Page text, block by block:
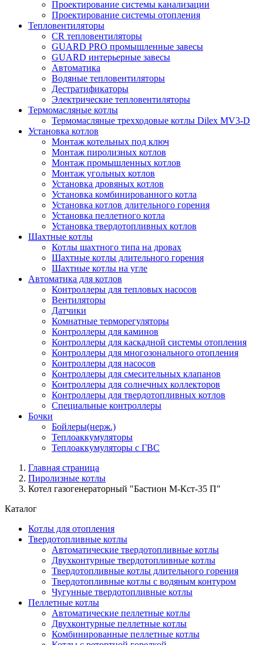
Проектирование системы канализации
Проектирование системы отопления
Тепловентиляторы
CR тепловентиляторы
GUARD PRO промышленные завесы
GUARD интерьерные завесы
Автоматика
Водяные тепловентиляторы
Дестратификаторы
Электрические тепловентиляторы
Термомасляные котлы
Термомасляные трехходовые котлы Dilex MV3-D
Установка котлов
Монтаж котельных под ключ
Монтаж пиролизных котлов
Монтаж промышленных котлов
Монтаж угольных котлов
Установка дровяных котлов
Установка комбинированного котла
Установка котлов длительного горения
Установка пеллетного котла
Установка твердотопливных котлов
Шахтные котлы
Котлы шахтного типа на дровах
Шахтные котлы длительного горения
Шахтные котлы на угле
Автоматика для котлов
Контроллеры для тепловых насосов
Вентиляторы
Датчики
Комнатные терморегуляторы
Контроллеры для каминов
Контроллеры для каскадной системы отопления
Контроллеры для многозонального отопления
Контроллеры для насосов
Контроллеры для смесительных клапанов
Контроллеры для солнечных коллекторов
Контроллеры для твердотопливных котлов
Специальные контроллеры
Бочки
Бойлеры(нерж.)
Теплоаккумуляторы
Теплоаккумуляторы с ГВС
Главная страница
Пиролизные котлы
Котел газогенераторный "Бастион М-Кст-35 П"
Каталог
Котлы для отопления
Твердотопливные котлы
Автоматические твердотопливные котлы
Двухконтурные твердотопливные котлы
Твердотопливные котлы длительного горения
Твердотопливные котлы с водяным контуром
Чугунные твердотопливные котлы
Пеллетные котлы
Автоматические пеллетные котлы
Двухконтурные пеллетные котлы
Комбинированные пеллетные котлы